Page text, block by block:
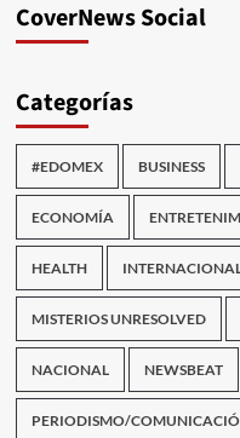
CoverNews Social
Categorías
#EDOMEX BUSINESS
ECONOMÍA
HEALTH
MISTERIOS UNRESOLVED
NACIONAL NEWSBEAT
PERIODISMO/